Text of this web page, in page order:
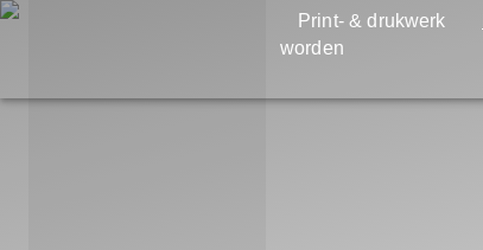
Print- & drukwerk
worden